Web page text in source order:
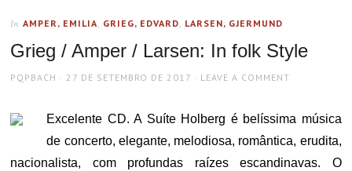
In AMPER, EMILIA, GRIEG, EDVARD, LARSEN, GJERMUND
Grieg / Amper / Larsen: In folk Style
AUTHOR
PQPBACH
POSTED
27 DE SETEMBRO DE 2017 LEAVE A COMMENT
Excelente CD. A Suíte Holberg é belíssima música
de concerto, elegante, melodiosa, romântica, erudita,
nacionalista, com profundas raízes escandinavas. O